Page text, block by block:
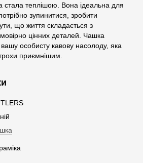
стала теплішою. Вона ідеальна для
зупинитися, зробити
що життя складається з
цінних деталей. Чашка
особисту кавову насолоду, яка
приємнішим.